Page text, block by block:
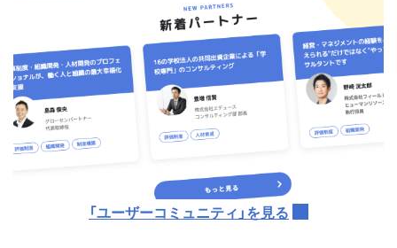
「ユーザーコミュニティ」を見る